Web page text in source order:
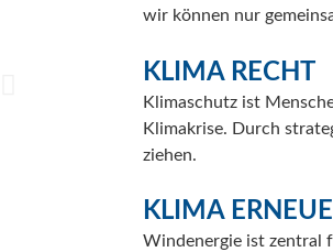
wir können nur
KLIMA RECHT
Klimaschutz ist
Klimakrise. Durch
ziehen.
KLIMA
Windenergie ist zentral